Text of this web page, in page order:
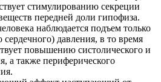
стимулированию секреции
передней доли гипофиза.
наблюдается подъем только
сердечного) давления, в то время
повышению систолического и
а также периферического